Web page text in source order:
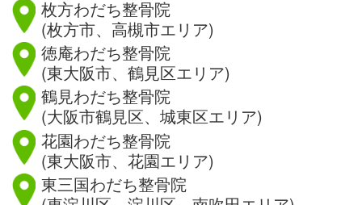
枚方わだち整骨院
(枚方市、高槻市エリア)
徳庵わだち整骨院
(東大阪市、鶴見区エリア)
鶴見わだち整骨院
(大阪市鶴見区、城東区エリア)
花園わだち整骨院
(東大阪市、花園エリア)
東三国わだち整骨院